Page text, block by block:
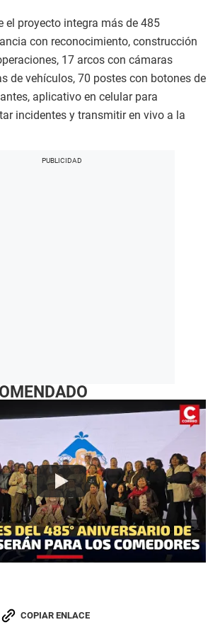
el proyecto integra más de 485
con reconocimiento, construcción
17 arcos con cámaras
de vehículos, 70 postes con botones de
aplicativo en celular para
incidentes y transmitir en vivo a la
COPIAR ENLACE